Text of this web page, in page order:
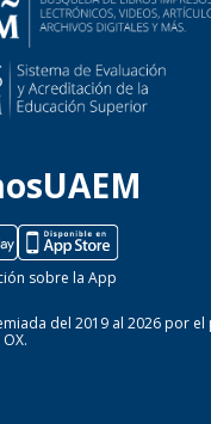
sobre la App
del 2019 al 2026 por el